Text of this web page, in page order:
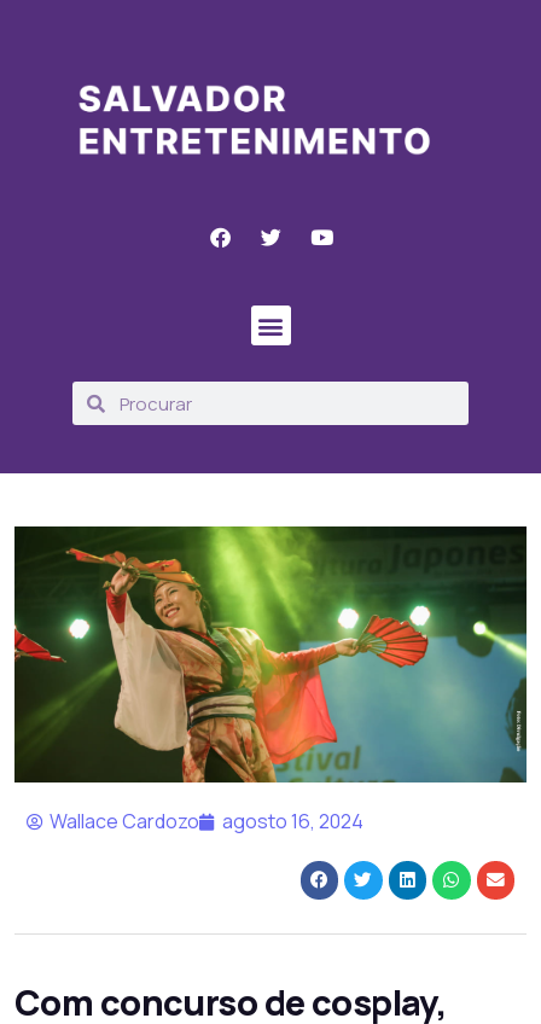
Wallace Cardozo agosto 16, 2024
Com concurso de cosplay,